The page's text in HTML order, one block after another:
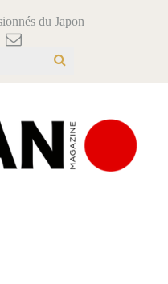
du Japon